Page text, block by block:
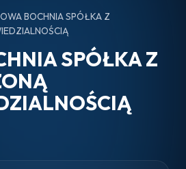
BOCHNIA SPÓŁKA Z
SPÓŁKA Z